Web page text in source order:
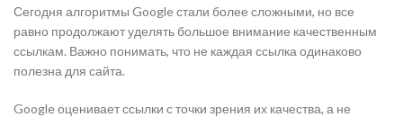
Сегодня алгоритмы Google стали более сложными, но все
равно продолжают уделять большое внимание качественным
ссылкам. Важно понимать, что не каждая ссылка одинаково
полезна для сайта.
Google оценивает ссылки с точки зрения их качества, а не